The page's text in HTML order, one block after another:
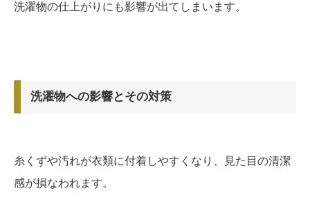
洗濯物の仕上がりにも影響が出てしまいます。
洗濯物への影響とその対策
糸くずや汚れが衣類に付着しやすくなり、見た目の清潔
感が損なわれます。